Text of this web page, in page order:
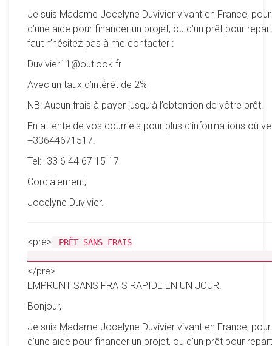
Je suis Madame Jocelyne Duvivier vivant en France,
d’une aide pour financer un projet, ou d’un prêt pour
faut n’hésitez pas à me contacter :
Duvivier11@outlook.fr
Avec un taux d’intérêt de 2%
NB: Aucun frais à payer jusqu’à l’obtention de vôtre prêt.
En attente de vos courriels pour plus d’informations où
+33644671517.
Tel:+33 6 44 67 15 17
Cordialement,
Jocelyne Duvivier.
<pre>
PRÊT SANS FRAIS
</pre>
EMPRUNT SANS FRAIS RAPIDE EN UN JOUR.
Bonjour,
Je suis Madame Jocelyne Duvivier vivant en France,
d’une aide pour financer un projet, ou d’un prêt pour